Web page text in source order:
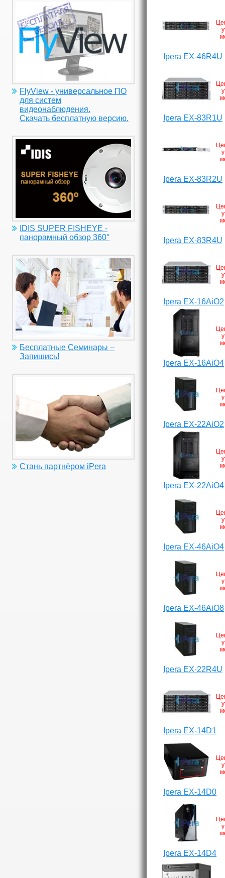
FlyView - универсальное ПО
для систем
видеонаблюдения.
Скачать бесплатную версию.
IDIS SUPER FISHEYE -
панорамный обзор 360°
Бесплатные Семинары –
Запишись!
Стань партнёром iPera
Ipera EX-46R4U
Ipera EX-83R1U
Ipera EX-83R2U
Ipera EX-83R4U
Ipera EX-16AiO2
Ipera EX-16AiO4
Ipera EX-22AiO2
Ipera EX-22AiO4
Ipera EX-46AiO4
Ipera EX-46AiO8
Ipera EX-22R4U
Ipera EX-14D1
Ipera EX-14D0
Ipera EX-14D4